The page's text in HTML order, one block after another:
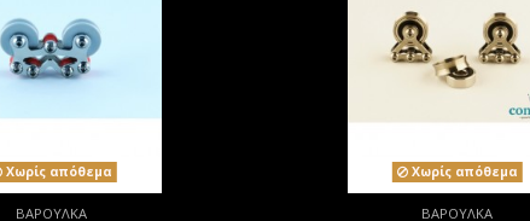
Χωρίς απόθεμα
ΒΑΡΟΥΛΚΑ
Χωρίς απόθεμα
ΒΑΡΟΥΛΚΑ